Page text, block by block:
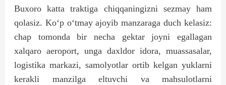
Buxoro katta traktiga chiqqaningizni sezmay ham
qolasiz. Ko‘p o‘tmay ajoyib manzaraga duch kelasiz:
chap tomonda bir necha gektar joyni egallagan
xalqaro aeroport, unga daxldor idora, muassasalar,
logistika markazi, samolyotlar ortib kelgan yuklarni
kerakli manzilga eltuvchi va mahsulotlarni